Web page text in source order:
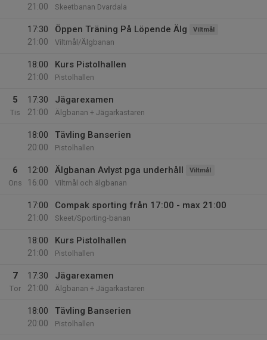
21:00
Skeetbanan Dvardala
17:30
21:00
Öppen Träning På Löpende Älg Viltmål
Viltmål/Älgbanan
18:00
21:00
Kurs Pistolhallen
Pistolhallen
5
Tis
17:30
21:00
Jägarexamen
Älgbanan + Jägarkastaren
18:00
20:00
Tävling Banserien
Pistolhallen
6
Ons
12:00
16:00
Älgbanan Avlyst pga underhåll Viltmål
Viltmål och älgbanan
17:00
21:00
Compak sporting från 17:00 - max 21:00
Skeet/Sporting-banan
18:00
21:00
Kurs Pistolhallen
Pistolhallen
7
Tor
17:30
21:00
Jägarexamen
Älgbanan + Jägarkastaren
18:00
20:00
Tävling Banserien
Pistolhallen